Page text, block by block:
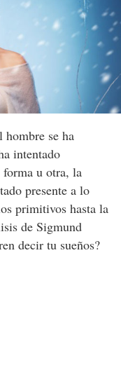
se ha
intentado
u otra, la
presente a lo
primitivos hasta la
de Sigmund
decir tu sueños?